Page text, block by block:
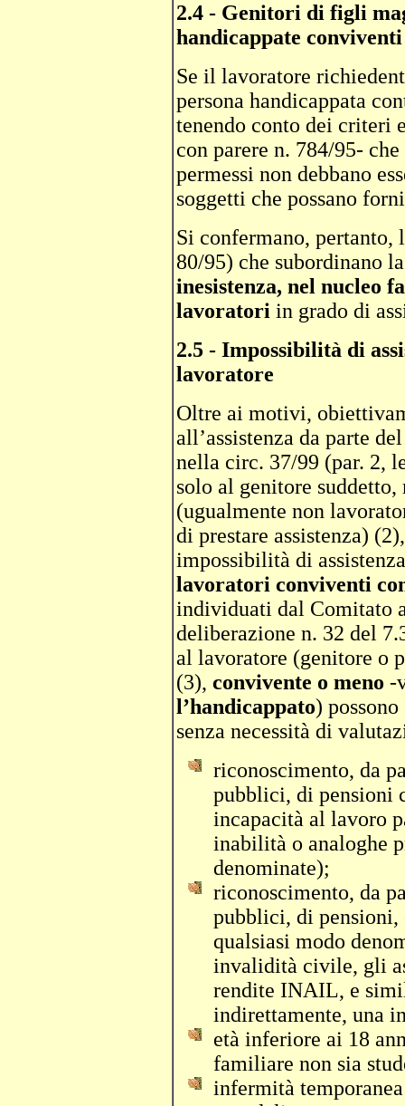
2.4 - Genitori di figli
handicappate conviventi
Se il lavoratore
persona handicappata
tenendo conto dei criteri
con parere n. 784/95-
permessi non debbano
soggetti che possano
Si confermano,
80/95) che subordinano
inesistenza, nel nucleo
lavoratori in grado di
2.5 - Impossibilità di
lavoratore
Oltre ai motivi,
all’assistenza da parte
nella circ. 37/99 (par. 2,
solo al genitore
(ugualmente non
di prestare assistenza)
impossibilità di
lavoratori conviventi
individuati dal Comitato
deliberazione n. 32 del
al lavoratore (genitore o
(3), convivente o meno -
l’handicappato)
senza necessità di
riconoscimento, da
pubblici, di pensioni
incapacità al lavoro
inabilità o analoghe
denominate);
riconoscimento, da
pubblici, di pensioni,
qualsiasi modo
invalidità civile, gli
rendite INAIL, e
indirettamente, una
età inferiore ai 18
familiare non sia
infermità